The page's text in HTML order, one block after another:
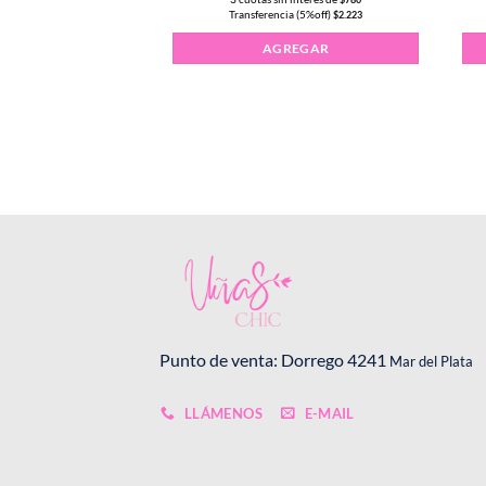
Transferencia (5%off)$2.223
AGREGAR
CLEOPATRA 15ml color #140 cantidad
Punto de venta: Dorrego 4241 Mar del Plata
LLÁMENOS E-MAIL